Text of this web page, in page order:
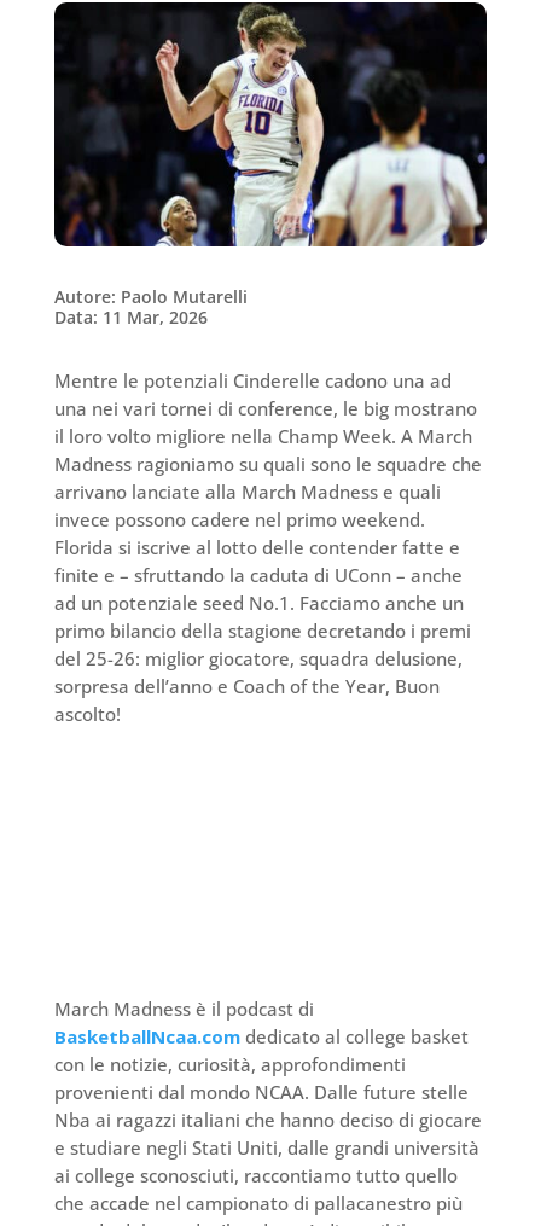
Autore: Paolo Mutarelli
Data: 11 Mar, 2026
Mentre le potenziali Cinderelle cadono una ad
una nei vari tornei di conference, le big mostrano
il loro volto migliore nella Champ Week. A March
Madness ragioniamo su quali sono le squadre che
arrivano lanciate alla March Madness e quali
invece possono cadere nel primo weekend.
Florida si iscrive al lotto delle contender fatte e
finite e – sfruttando la caduta di UConn – anche
ad un potenziale seed No.1. Facciamo anche un
primo bilancio della stagione decretando i premi
del 25-26: miglior giocatore, squadra delusione,
sorpresa dell’anno e Coach of the Year, Buon
ascolto!
March Madness è il podcast di
BasketballNcaa.comdedicato al college basket
con le notizie, curiosità, approfondimenti
provenienti dal mondo NCAA. Dalle future stelle
Nba ai ragazzi italiani che hanno deciso di giocare
e studiare negli Stati Uniti, dalle grandi università
ai college sconosciuti, raccontiamo tutto quello
che accade nel campionato di pallacanestro più